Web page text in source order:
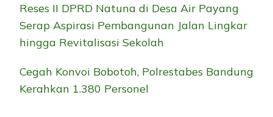
Reses II DPRD Natuna di Desa Air Payang
Serap Aspirasi Pembangunan Jalan Lingkar
hingga Revitalisasi Sekolah
Cegah Konvoi Bobotoh, Polrestabes Bandung
Kerahkan 1.380 Personel